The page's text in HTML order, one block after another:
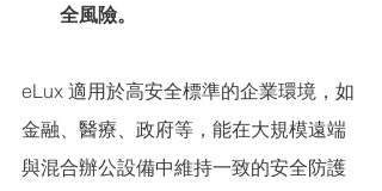
全風險。
eLux 適用於高安全標準的企業環境，如
金融、醫療、政府等，能在大規模遠端
與混合辦公設備中維持一致的安全防護